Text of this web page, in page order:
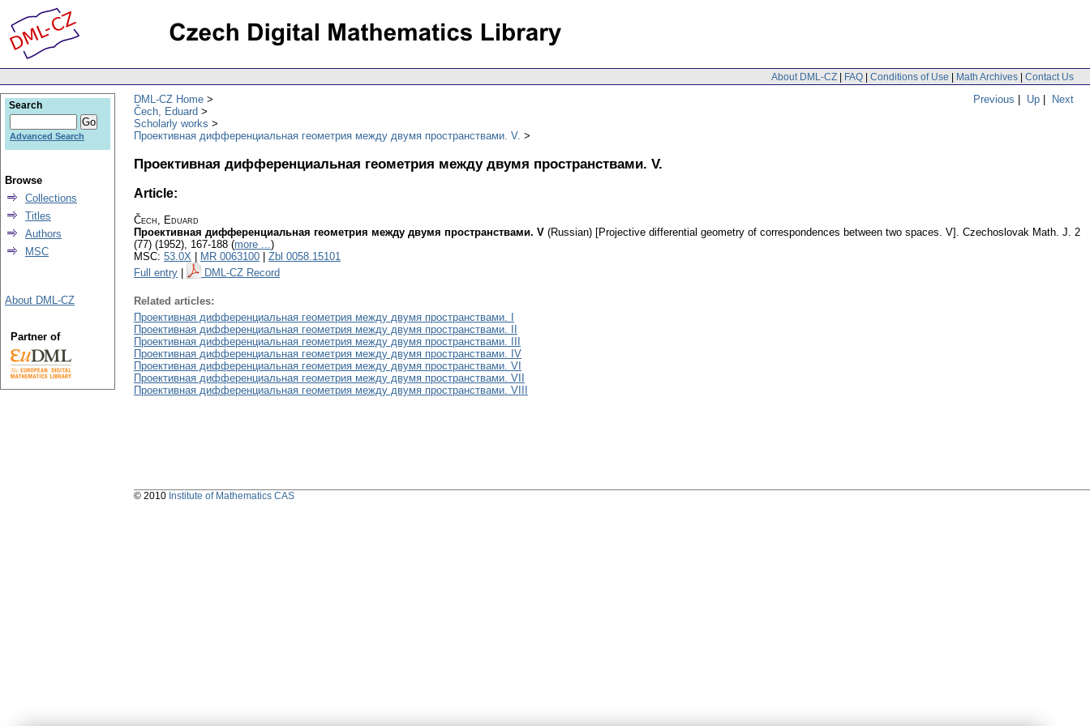
About DML-CZ | FAQ | Conditions of Use | Math Archives | Contact Us
Previous | Up | Next
DML-CZ Home
Čech, Eduard
Scholarly works
Проективная дифференциальная геометрия между двумя пространствами. V.
Проективная дифференциальная геометрия между двумя пространствами. V.
Article:
Čech, Eduard
Проективная дифференциальная геометрия между двумя пространствами. V (Russian) [Projective differential geometry of correspondences between two spaces. V]. Czechoslovak Math. J. 2
(77) (1952), 167-188 (more ...)
MSC: 53.0X MR 0063100
Zbl 0058.15101
Full entry
DML-CZ Record
Related articles:
Проективная дифференциальная геометрия между двумя пространствами. I
Проективная дифференциальная геометрия между двумя пространствами. II
Проективная дифференциальная геометрия между двумя пространствами. III
Проективная дифференциальная геометрия между двумя пространствами. IV
Проективная дифференциальная геометрия между двумя пространствами. VI
Проективная дифференциальная геометрия между двумя пространствами. VII
Проективная дифференциальная геометрия между двумя пространствами. VIII
Search
Advanced Search
Browse
Collections
Titles
Authors
MSC
About DML-CZ
Partner of
© 2010 Institute of Mathematics CAS